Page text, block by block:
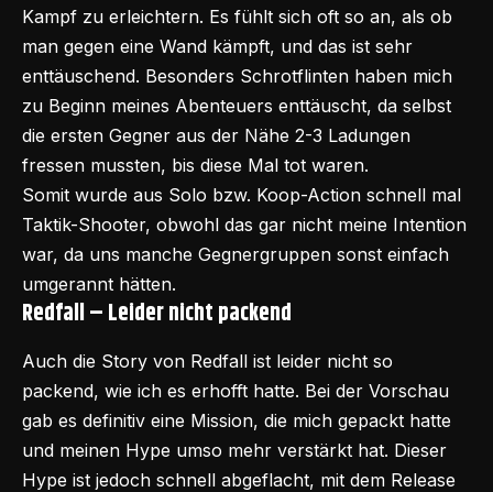
Kampf zu erleichtern. Es fühlt sich oft so an, als ob
man gegen eine Wand kämpft, und das ist sehr
enttäuschend. Besonders Schrotflinten haben mich
zu Beginn meines Abenteuers enttäuscht, da selbst
die ersten Gegner aus der Nähe 2-3 Ladungen
fressen mussten, bis diese Mal tot waren.
Somit wurde aus Solo bzw. Koop-Action schnell mal
Taktik-Shooter, obwohl das gar nicht meine Intention
war, da uns manche Gegnergruppen sonst einfach
umgerannt hätten.
Redfall – Leider nicht packend
Auch die Story von Redfall ist leider nicht so
packend, wie ich es erhofft hatte. Bei der Vorschau
gab es definitiv eine Mission, die mich gepackt hatte
und meinen Hype umso mehr verstärkt hat. Dieser
Hype ist jedoch schnell abgeflacht, mit dem Release